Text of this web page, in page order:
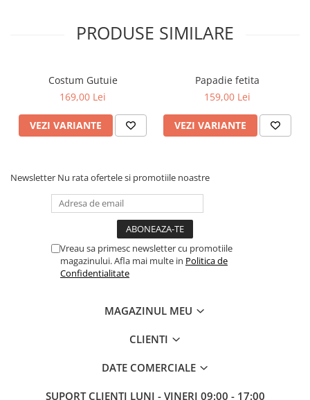
PRODUSE SIMILARE
Costum Gutuie
169,00 Lei
VEZI VARIANTE
Papadie fetita
159,00 Lei
VEZI VARIANTE
Newsletter Nu rata ofertele si promotiile noastre
Vreau sa primesc newsletter cu promotiile
magazinului. Afla mai multe in Politica de
Confidentialitate
MAGAZINUL MEU
CLIENTI
DATE COMERCIALE
SUPORT CLIENTI LUNI - VINERI 09:00 - 17:00